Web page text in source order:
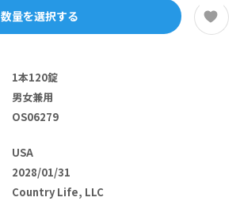
数量を選択する
1本120錠
男女兼用
OS06279
USA
2028/01/31
Country Life, LLC